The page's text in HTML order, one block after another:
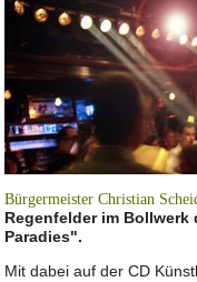
Bürgermeister Christian
Regenfelder im
Paradies".
Mit dabei auf der CD